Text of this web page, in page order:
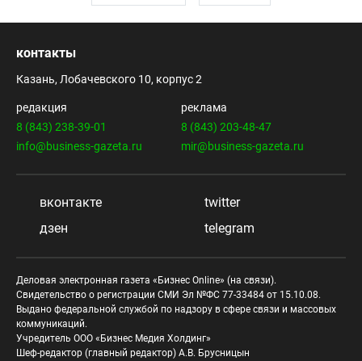
контакты
Казань, Лобачевского 10, корпус 2
редакция
8 (843) 238-39-01
info@business-gazeta.ru
реклама
8 (843) 203-48-47
mir@business-gazeta.ru
вконтакте
twitter
дзен
telegram
Деловая электронная газета «Бизнес Online» (на связи).
Свидетельство о регистрации СМИ Эл №ФС 77-33484 от 15.10.08.
Выдано федеральной службой по надзору в сфере связи и массовых
коммуникаций.
Учредитель ООО «Бизнес Медия Холдинг»
Шеф-редактор (главный редактор) А.В. Брусницын